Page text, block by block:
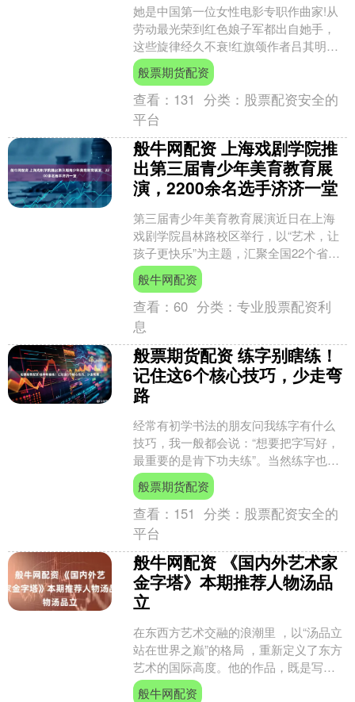
她是中国第一位女性电影专职作曲家!从
劳动最光荣到红色娘子军都出自她手，
这些旋律经久不衰!红旗颂作者吕其明吕
老称呼她“尊敬的黄准大姐"“敬爱的黄准
大姐 永远活在我....
般票期货配资
查看： 131 分类： 股票配资安全的
平台
般牛网配资 上海戏剧学院推
出第三届青少年美育教育展
演，2200余名选手济济一堂
第三届青少年美育教育展演近日在上海
戏剧学院昌林路校区举行，以“艺术，让
孩子更快乐”为主题，汇聚全国22个省、
市、自治区2200余名选手，打造覆盖专
业舞台、名师课....
般牛网配资
查看：60 分类：专业股票配资利
息
般票期货配资 练字别瞎练！
记住这6个核心技巧，少走弯
路
经常有初学书法的朋友问我练字有什么
技巧，我一般都会说：“想要把字写好，
最重要的是肯下功夫练”。当然练字也不
能闷着头瞎练，需要掌握一些方法和技
巧。今天我总结了一下....
般票期货配资
查看： 151 分类： 股票配资安全的
平台
般牛网配资 《国内外艺术家
金字塔》本期推荐人物汤品
立
在东西方艺术交融的浪潮里 ，以“汤品立
站在世界之巅”的格局 ，重新定义了东方
艺术的国际高度。他的作品，既是写给
当代的艺术宣言，也是留给未来的文化
般牛网配资